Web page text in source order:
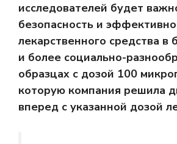
исследователей будет
безопасность и
лекарственного средства в
и более социально-
образцах с дозой 100
которую компания решила
вперед с указанной дозой